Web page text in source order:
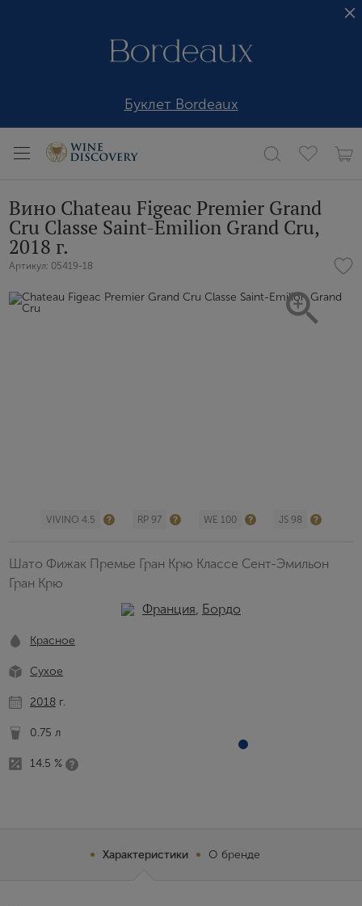
Буклет Bordeaux
Вино Chateau Figeac Premier Grand
Cru Сlasse Saint-Emilion Grand Cru,
2018 г.
Артикул: 05419-18
VIVINO 4.5 RP 97 WE 100 JS 98
Шато Фижак Премье Гран Крю Классе Сент-Эмильон
Гран Крю
Франция, Бордо
Красное
Сухое
2018 г.
0.75 л
14.5 %
Характеристики О бренде